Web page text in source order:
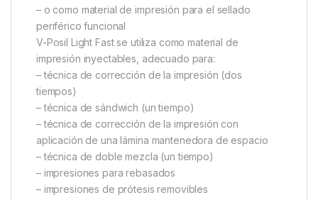
– o como material de impresión para el sellado
periférico funcional
V-Posil Light Fast se utiliza como material de
impresión inyectables, adecuado para:
– técnica de corrección de la impresión (dos
tiempos)
– técnica de sándwich (un tiempo)
– técnica de corrección de la impresión con
aplicación de una lámina mantenedora de espacio
– técnica de doble mezcla (un tiempo)
– impresiones para rebasados
– impresiones de prótesis removibles